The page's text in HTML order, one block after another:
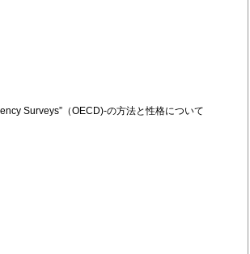
Surveys”（OECD)-の方法と性格について